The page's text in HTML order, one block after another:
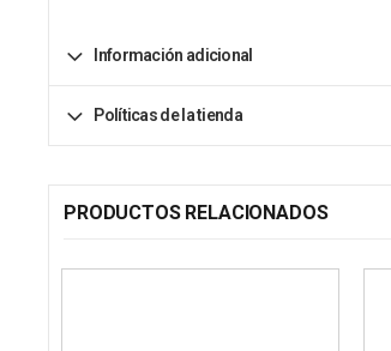
Información adicional
Políticas de la tienda
PRODUCTOS RELACIONADOS